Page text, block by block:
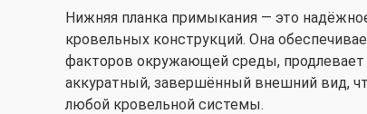
Нижняя планка примыкания — это
кровельных конструкций. Она
факторов окружающей среды,
аккуратный, завершённый внешний вид,
любой кровельной системы.